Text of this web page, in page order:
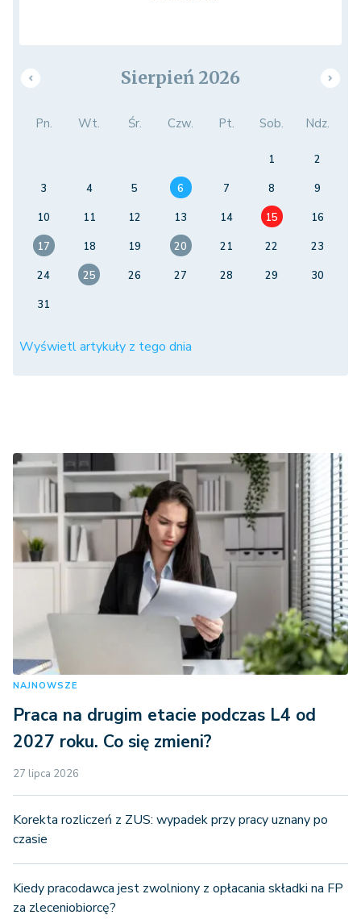
Sierpień 2026
Pn. Wt. Śr. Czw. Pt. Sob. Ndz.
1
2
3
4 5 6 7 8
9
10
11 12 13 14 15
16
17
18 19 20 21 22
23
24
25 26 27 28 29
30
31
Wyświetl artykuły z tego dnia
NAJNOWSZE
Praca na drugim etacie podczas L4 od
2027 roku. Co się zmieni?
27 lipca 2026
Korekta rozliczeń z ZUS: wypadek przy pracy uznany po
czasie
Kiedy pracodawca jest zwolniony z opłacania składki na FP
za zleceniobiorcę?